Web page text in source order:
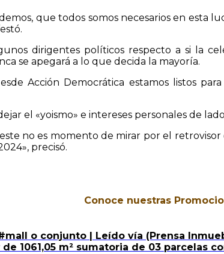
que todos somos necesarios en esta
dirigentes políticos respecto a si la
se apegará a lo que decida la mayoría.
Acción Democrática estamos listos
el «yoismo» e intereses personales de
no es momento de mirar por el
precisó.
Conoce nuestras
o conjunto | Leído vía (Prensa
1061,05 m² sumatoria de 03 parcelas